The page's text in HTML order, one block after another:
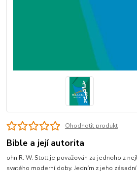
Ohodnotit produkt
Bible a její autorita
ohn R. W. Stott je považován za jednoho z
svatého moderní doby. Jedním z jeho